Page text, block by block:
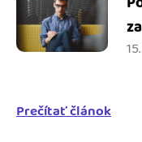
Prečítať článok